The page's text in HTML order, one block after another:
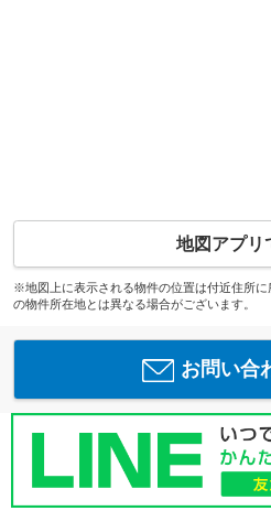
地図アプリ
※地図上に表示される物件の位置は付近住所
の物件所在地とは異なる場合がございます。
お問い合